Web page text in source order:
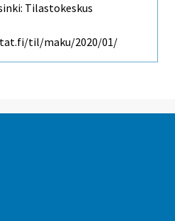
Tilastokeskus
til/maku/2020/01/